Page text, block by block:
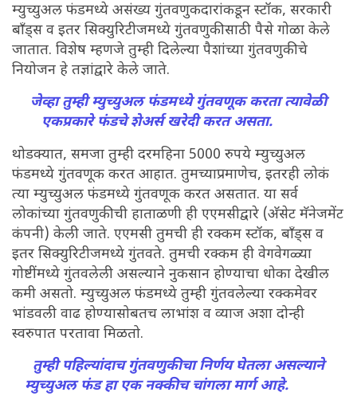
म्युच्युअल फंडमध्ये असंख्य गुंतवणुकदारांकडून स्टॉक, सरकारी
बाँड्स व इतर सिक्युरिटीजमध्ये गुंतवणुकीसाठी पैसे गोळा केले
जातात. विशेष म्हणजे तुम्ही दिलेल्या पैशांच्या गुंतवणुकीचे
नियोजन हे तज्ञांद्वारे केले जाते.
जेव्हा तुम्ही म्युच्युअल फंडमध्ये गुंतवणूक करता त्यावेळी
एकप्रकारे फंडचे शेअर्स खरेदी करत असता.
थोडक्यात, समजा तुम्ही दरमहिना 5000 रुपये म्युच्युअल
फंडमध्ये गुंतवणूक करत आहात. तुमच्याप्रमाणेच, इतरही लोकं
त्या म्युच्युअल फंडमध्ये गुंतवणूक करत असतात. या सर्व
लोकांच्या गुंतवणुकीची हाताळणी ही एएमसीद्वारे (अ‍ॅसेट मॅनेजमेंट
कंपनी) केली जाते. एएमसी तुमची ही रक्कम स्टॉक, बाँड्स व
इतर सिक्युरिटीजमध्ये गुंतवते. तुमची रक्कम ही वेगवेगळ्या
गोष्टींमध्ये गुंतवलेली असल्याने नुकसान होण्याचा धोका देखील
कमी असतो. म्युच्युअल फंडमध्ये तुम्ही गुंतवलेल्या रक्कमेवर
भांडवली वाढ होण्यासोबतच लाभांश व व्याज अशा दोन्ही
स्वरुपात परतावा मिळतो.
तुम्ही पहिल्यांदाच गुंतवणुकीचा निर्णय घेतला असल्याने
म्युच्युअल फंड हा एक नक्कीच चांगला मार्ग आहे.